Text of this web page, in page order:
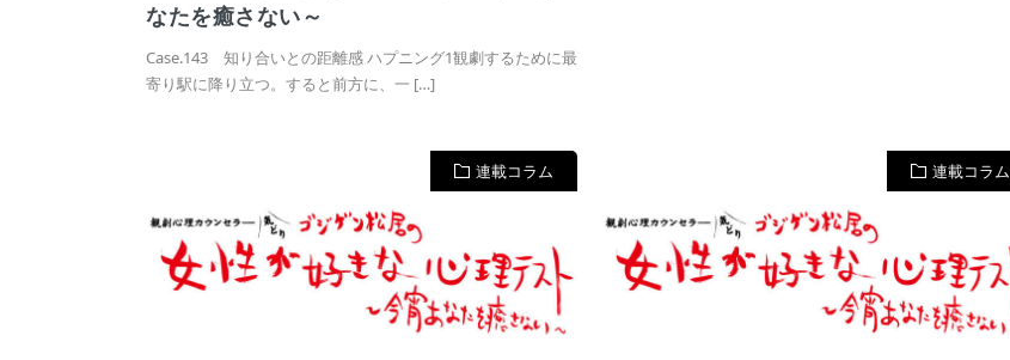
なたを癒さない～
Case.143 知り合いとの距離感 ハプニング1観劇するために最
寄り駅に降り立つ。すると前方に、一 […]
連載コラム 連載コラム